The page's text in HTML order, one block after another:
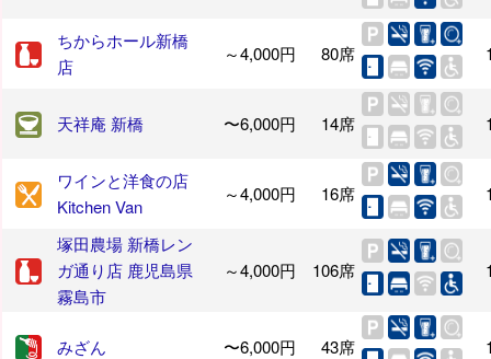
ちからホール新橋
店
～4,000円 80席
天祥庵 新橋 〜6,000円 14席
ワインと洋食の店
Kitchen Van
～4,000円 16席
塚田農場 新橋レン
ガ通り店 鹿児島県
霧島市
～4,000円 106席
みざん 〜6,000円 43席